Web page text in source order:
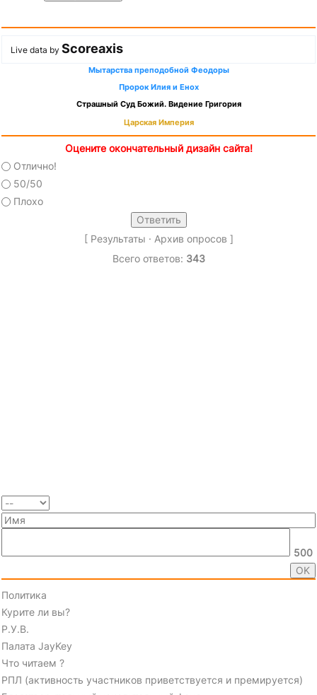
Live data by Scoreaxis
Мытарства преподобной Феодоры
Пророк Илия и Енох
Страшный Суд Божий. Видение Григория
Царская Империя
Оцените окончательный дизайн сайта!
Отлично!
50/50
Плохо
[ Результаты · Архив опросов ]
Всего ответов: 343
500
Политика
Курите ли вы?
Р.У.В.
Палата JayKey
Что читаем ?
РПЛ (активность участников приветствуется и премируется)